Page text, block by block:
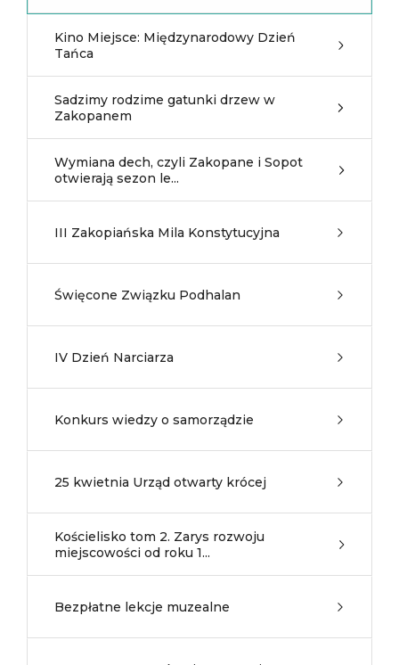
Kino Miejsce: Międzynarodowy Dzień
Tańca
Sadzimy rodzime gatunki drzew w
Zakopanem
Wymiana dech, czyli Zakopane i Sopot
otwierają sezon le...
III Zakopiańska Mila Konstytucyjna
Święcone Związku Podhalan
IV Dzień Narciarza
Konkurs wiedzy o samorządzie
25 kwietnia Urząd otwarty krócej
Kościelisko tom 2. Zarys rozwoju
miejscowości od roku 1...
Bezpłatne lekcje muzealne